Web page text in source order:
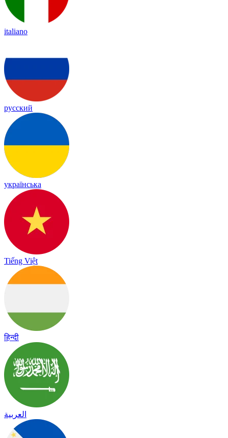
italiano
русский
українська
Tiếng Việt
हिन्दी
العربية